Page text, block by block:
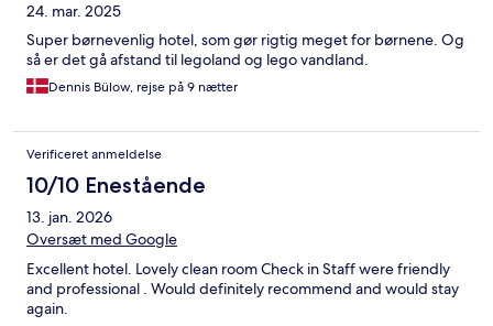
24. mar. 2025
Super børnevenlig hotel, som gør rigtig meget for børnene. Og
så er det gå afstand til legoland og lego vandland.
Dennis Bülow, rejse på 9 nætter
Verificeret anmeldelse
10/10 Enestående
13. jan. 2026
Oversæt med Google
Excellent hotel. Lovely clean room Check in Staff were friendly
and professional . Would definitely recommend and would stay
again.